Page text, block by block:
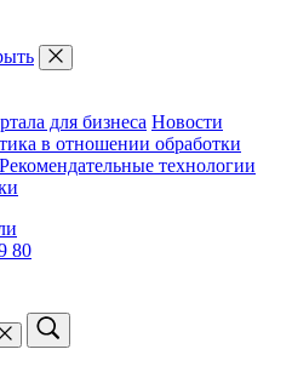
для бизнеса Новости
в отношении обработки
Рекомендательные технологии
80